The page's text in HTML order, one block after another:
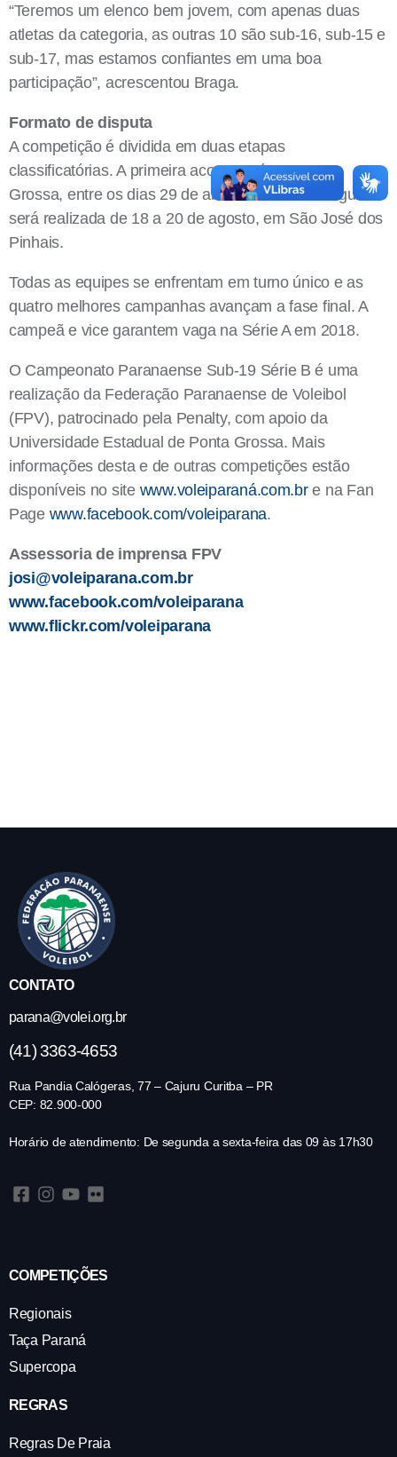
“Teremos um elenco bem jovem, com apenas duas
atletas da categoria, as outras 10 são sub-16, sub-15 e
sub-17, mas estamos confiantes em uma boa
participação”, acrescentou Braga.
Formato de disputa
A competição é dividida em duas etapas
classificatórias. A primeira acontecerá em Ponta
Grossa, entre os dias 29 de abril e 1º maio. A segunda
será realizada de 18 a 20 de agosto, em São José dos
Pinhais.
Todas as equipes se enfrentam em turno único e as
quatro melhores campanhas avançam a fase final. A
campeã e vice garantem vaga na Série A em 2018.
O Campeonato Paranaense Sub-19 Série B é uma
realização da Federação Paranaense de Voleibol
(FPV), patrocinado pela Penalty, com apoio da
Universidade Estadual de Ponta Grossa. Mais
informações desta e de outras competições estão
disponíveis no site www.voleiparaná.com.bre na Fan
Page www.facebook.com/voleiparana.
Assessoria de imprensa FPV
josi@voleiparana.com.br
www.facebook.com/voleiparana
www.flickr.com/voleiparana
CONTATO
parana@volei.org.br
(41) 3363-4653
Rua Pandia Calógeras, 77 – Cajuru Curitba – PR
CEP: 82.900-000
Horário de atendimento: De segunda a sexta-feira das 09 às 17h30
COMPETIÇÕES
Regionais
Taça Paraná
Supercopa
REGRAS
Regras De Praia